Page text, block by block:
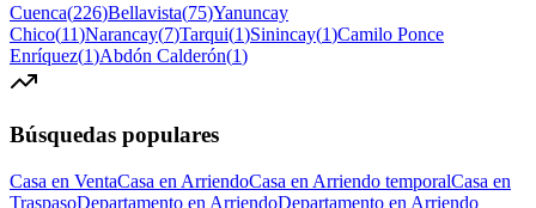
Cuenca(226)Bellavista(75)Yanuncay
Chico(11)Narancay(7)Tarqui(1)Sinincay(1)Camilo Ponce
Enríquez(1)Abdón Calderón(1)
Búsquedas populares
Casa en VentaCasa en ArriendoCasa en Arriendo temporalCasa en
TraspasoDepartamento en ArriendoDepartamento en Arriendo